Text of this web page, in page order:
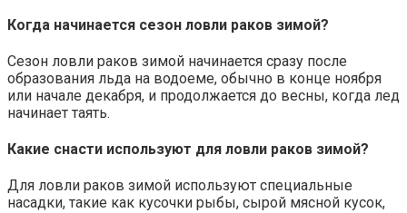
Когда начинается сезон ловли раков зимой?
Сезон ловли раков зимой начинается сразу после
образования льда на водоеме, обычно в конце ноября
или начале декабря, и продолжается до весны, когда лед
начинает таять.
Какие снасти используют для ловли раков зимой?
Для ловли раков зимой используют специальные
насадки, такие как кусочки рыбы, сырой мясной кусок,